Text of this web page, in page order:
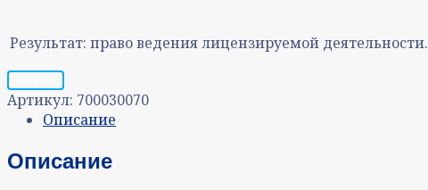
Результат: право ведения лицензируемой деятельности.
Артикул: 700030070
Описание
Описание